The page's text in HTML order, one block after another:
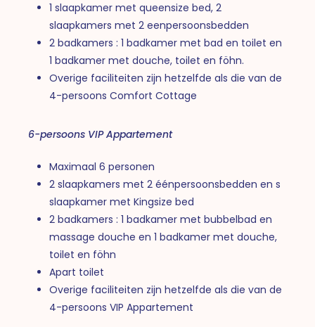
1 slaapkamer met queensize bed, 2
slaapkamers met 2 eenpersoonsbedden
2 badkamers : 1 badkamer met bad en toilet en
1 badkamer met douche, toilet en föhn.
Overige faciliteiten zijn hetzelfde als die van de
4-persoons Comfort Cottage
6-persoons VIP Appartement
Maximaal 6 personen
2 slaapkamers met 2 éénpersoonsbedden en s
slaapkamer met Kingsize bed
2 badkamers : 1 badkamer met bubbelbad en
massage douche en 1 badkamer met douche,
toilet en föhn
Apart toilet
Overige faciliteiten zijn hetzelfde als die van de
4-persoons VIP Appartement